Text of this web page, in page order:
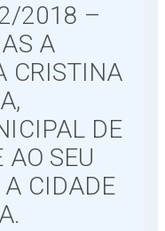
2018 –
A
CRISTINA
DE
AO SEU
CIDADE